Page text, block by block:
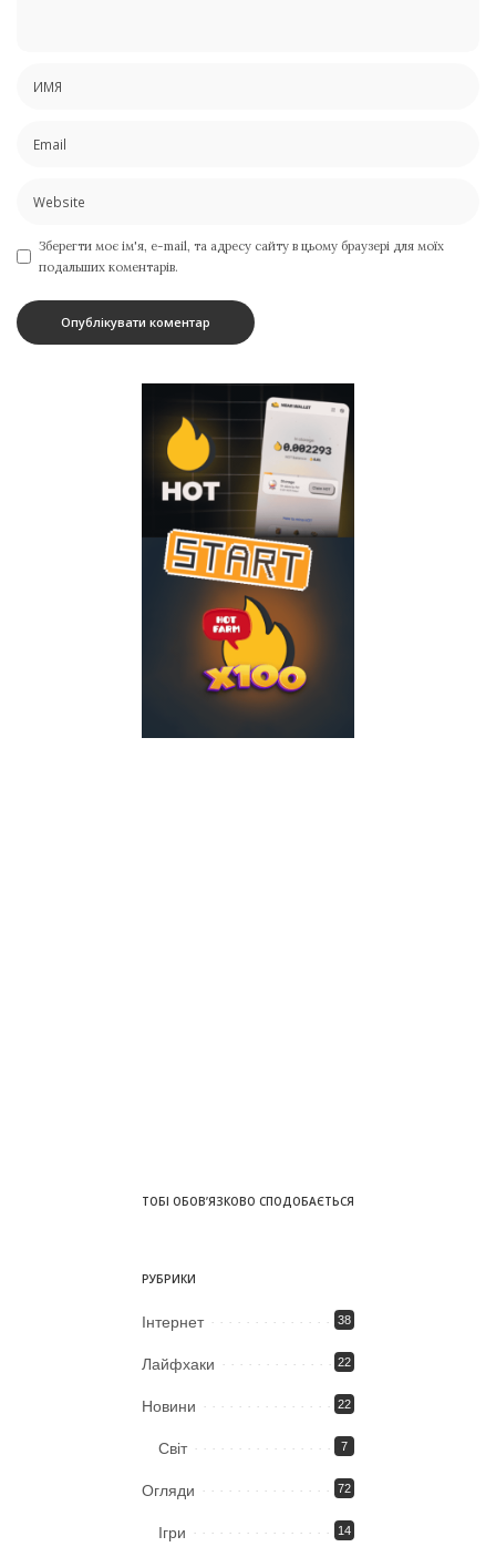
Зберегти моє ім'я, e-mail, та адресу сайту в цьому браузері для моїх
подальших коментарів.
ТОБІ ОБОВ’ЯЗКОВО СПОДОБАЄТЬСЯ
РУБРИКИ
Iнтернет 38
Лайфхаки 22
Новини 22
Світ 7
Огляди 72
Ігри 14